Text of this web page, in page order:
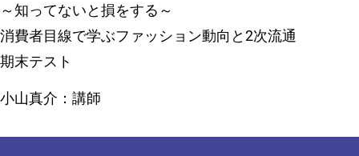
～知ってないと損をする～
消費者目線で学ぶファッション動向と2次流通
期末テスト
小山真介：講師